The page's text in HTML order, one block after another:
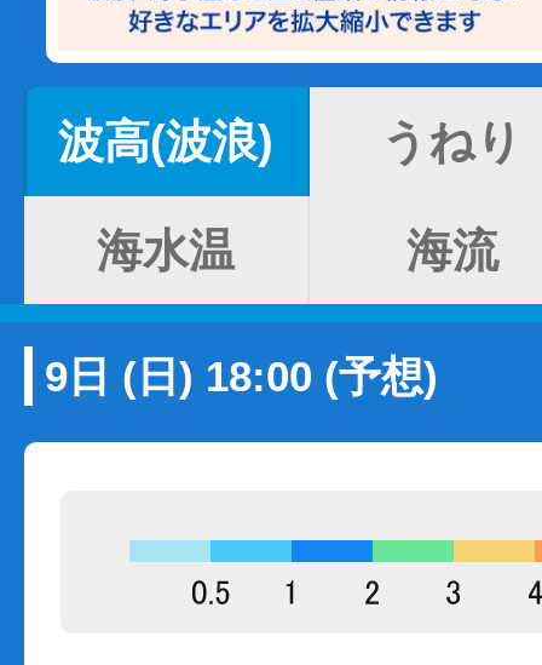
波高(波浪) うねり
海水温 海流
9日 (日) 18:00 (予想)